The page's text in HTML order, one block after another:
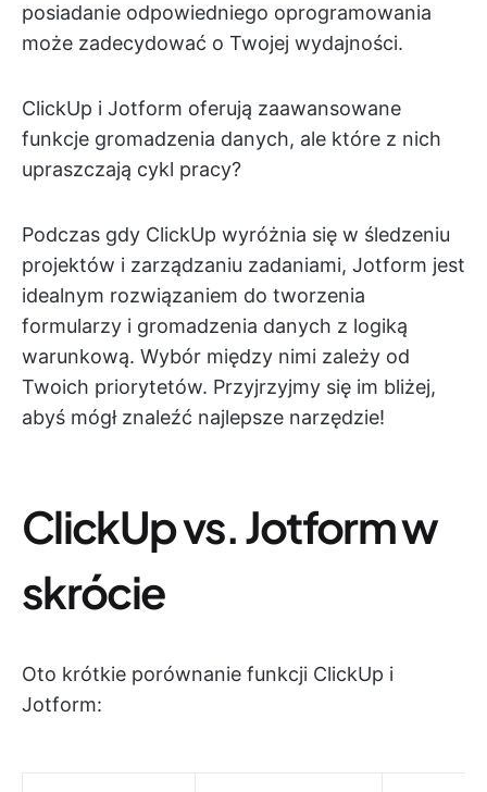
posiadanie odpowiedniego oprogramowania
może zadecydować o Twojej wydajności.
ClickUp i Jotform oferują zaawansowane
funkcje gromadzenia danych, ale które z nich
upraszczają cykl pracy?
Podczas gdy ClickUp wyróżnia się w śledzeniu
projektów i zarządzaniu zadaniami, Jotform jest
idealnym rozwiązaniem do tworzenia
formularzy i gromadzenia danych z logiką
warunkową. Wybór między nimi zależy od
Twoich priorytetów. Przyjrzyjmy się im bliżej,
abyś mógł znaleźć najlepsze narzędzie!
ClickUp vs. Jotform w
skrócie
Oto krótkie porównanie funkcji ClickUp i
Jotform: